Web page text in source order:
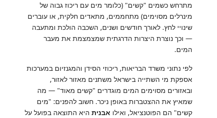
מתרחש כשמים "קשים" (כלומר מים עם ריכוז גבוה של
מינרלים מסוימים) מתחממים, מתאדים חלקית, או עוברים
שינויי לחץ. לאורך חודשים ושנים, השכבה הולכת ומתעבה
— וכך נוצרת היצרות הדרגתית שמצמצמת את מעבר
המים.
לפי נתוני משרד הבריאות, ריכוזי הסידן והמגנזיום במערכות
אספקת מי השתייה בישראל משתנים מאזור לאזור,
ובאזורים מסוימים המים מוגדרים "קשים מאוד" — מה
שמאיץ את ההצטברות באופן ניכר. חשוב להפנים: "מים
קשים" הם הפוטנציאל, ואילו אבנית היא התוצאה בפועל על